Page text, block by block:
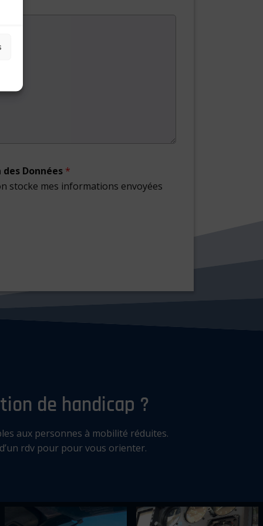
Données *
stocke mes informations envoyées
de handicap ?
aux personnes à mobilité réduites.
rdv pour pour vous orienter.